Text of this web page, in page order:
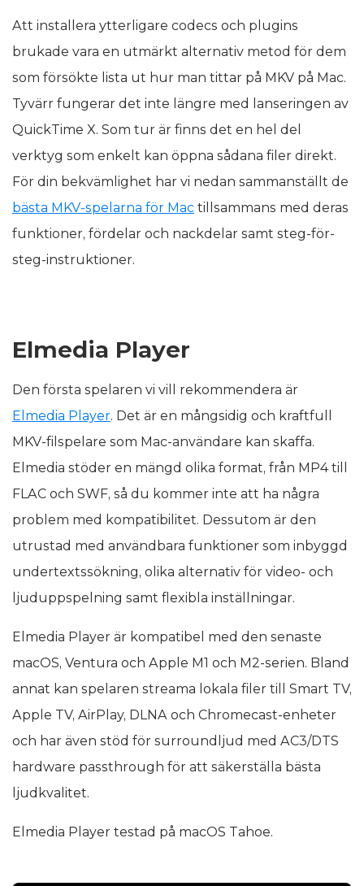
Att installera ytterligare codecs och plugins
brukade vara en utmärkt alternativ metod för dem
som försökte lista ut hur man tittar på MKV på Mac.
Tyvärr fungerar det inte längre med lanseringen av
QuickTime X. Som tur är finns det en hel del
verktyg som enkelt kan öppna sådana filer direkt.
För din bekvämlighet har vi nedan sammanställt de
bästa MKV-spelarna för Mac tillsammans med deras
funktioner, fördelar och nackdelar samt steg-för-
steg-instruktioner.
Elmedia Player
Den första spelaren vi vill rekommendera är
Elmedia Player. Det är en mångsidig och kraftfull
MKV-filspelare som Mac-användare kan skaffa.
Elmedia stöder en mängd olika format, från MP4 till
FLAC och SWF, så du kommer inte att ha några
problem med kompatibilitet. Dessutom är den
utrustad med användbara funktioner som inbyggd
undertextssökning, olika alternativ för video- och
ljuduppspelning samt flexibla inställningar.
Elmedia Player är kompatibel med den senaste
macOS, Ventura och Apple M1 och M2-serien. Bland
annat kan spelaren streama lokala filer till Smart TV,
Apple TV, AirPlay, DLNA och Chromecast-enheter
och har även stöd för surroundljud med AC3/DTS
hardware passthrough för att säkerställa bästa
ljudkvalitet.
Elmedia Player testad på macOS Tahoe.